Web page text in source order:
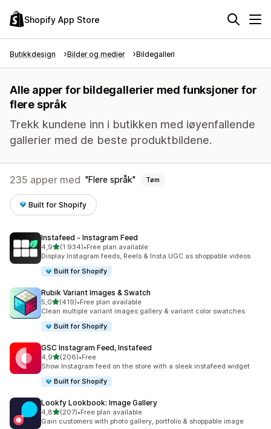
Shopify App Store
Butikkdesign Bilder og medier Bildegalleri
Alle apper for bildegallerier med funksjoner for
flere språk
Trekk kundene inn i butikken med iøyenfallende
gallerier med de beste produktbildene.
235 apper med Flere språk Tøm
Built for Shopify
Instafeed ‑ Instagram Feed
4,9av 5 stjerner
(1 934)
Totalt 1934 omtaler
•Free plan available
Display Instagram feeds, Reels & Insta UGC as shoppable videos
Built for Shopify
Rubik Variant Images & Swatch
5,0av 5 stjerner
(419)
Totalt 419 omtaler
•Free plan available
Clean multiple variant images gallery & variant color swatches
Built for Shopify
GSC Instagram Feed, Instafeed
4,9av 5 stjerner
(206)
Totalt 206 omtaler
•Free
Show Instagram feed on the store with a sleek instafeed widget
Built for Shopify
Lookfy Lookbook: Image Gallery
4,8av 5 stjerner
(207)
Totalt 207 omtaler
•Free plan available
Gain customers with photo gallery, portfolio & shoppable image